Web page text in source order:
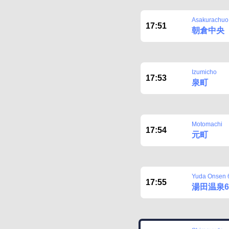
17:51
Asakurachuo
朝倉中央
17:53
Izumicho
泉町
17:54
Motomachi
元町
17:55
Yuda Onsen
湯田温泉